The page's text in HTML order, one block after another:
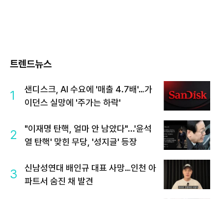
트렌드뉴스
1
샌디스크, AI 수요에 '매출 4.7배'…가
이던스 실망에 '주가는 하락'
2
"이재명 탄핵, 얼마 안 남았다"...'윤석
열 탄핵' 맞힌 무당, '성지글' 등장
3
신남성연대 배인규 대표 사망…인천 아
파트서 숨진 채 발견